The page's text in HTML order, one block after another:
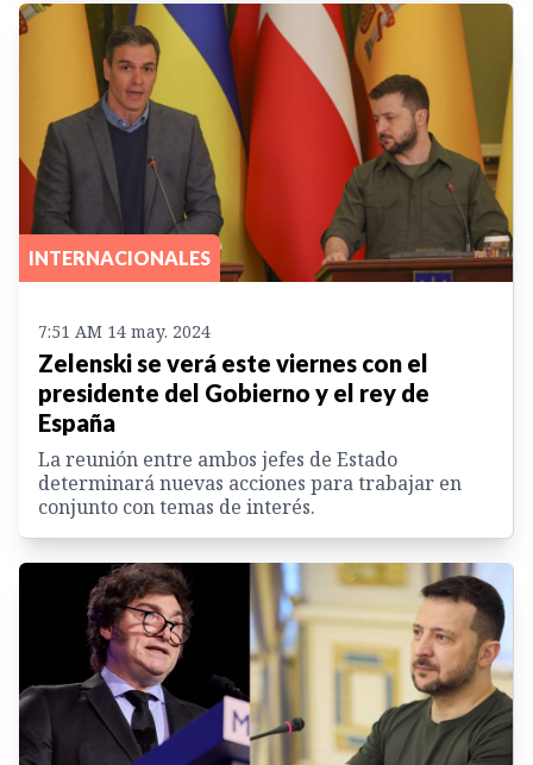
INTERNACIONALES
7:51 AM 14 may. 2024
Zelenski se verá este viernes con el
presidente del Gobierno y el rey de
España
La reunión entre ambos jefes de Estado
determinará nuevas acciones para trabajar en
conjunto con temas de interés.